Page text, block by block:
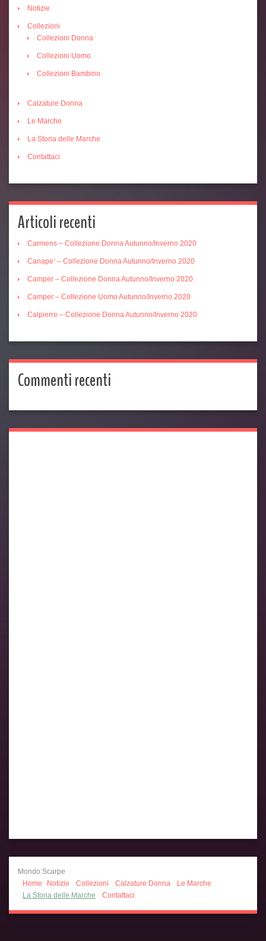
Notizie
Collezioni
Collezioni Donna
Collezioni Uomo
Collezioni Bambino
Calzature Donna
Le Marche
La Storia delle Marche
Contattaci
Articoli recenti
Carmens – Collezione Donna Autunno/Inverno 2020
Canape’ – Collezione Donna Autunno/Inverno 2020
Camper – Collezione Donna Autunno/Inverno 2020
Camper – Collezione Uomo Autunno/Inverno 2020
Calpierre – Collezione Donna Autunno/Inverno 2020
Commenti recenti
Mondo Scarpe
Home
Notizie Collezioni Calzature Donna
Le Marche
La Storia delle Marche
Contattaci